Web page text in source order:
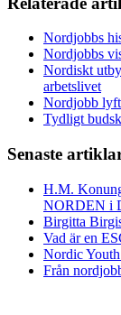
Nordjobbs
Nordjobbs
Nordiskt
arbetslivet
Nordjobb
Tydligt
Senaste
H.M.
NORDEN i
Birgitta
Vad är en
Nordic
Från